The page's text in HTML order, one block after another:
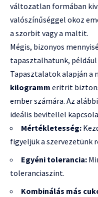
változatlan formában
valószínűséggel okoz
a szorbit vagy a maltit.
Mégis, bizonyos
tapasztalhatunk, például
Tapasztalatok alapján a
kilogramm eritrit
ember számára. Az
ideális bevitellel
Mértékletesség:
figyeljük a szervezetünk
Egyéni tolerancia:
toleranciaszint.
Kombinálás más